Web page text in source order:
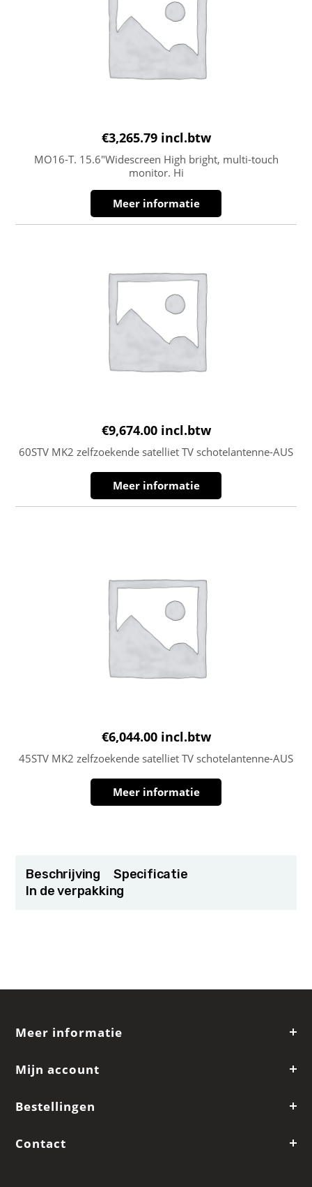
€3,265.79 incl.btw
MO16-T. 15.6″Widescreen High bright, multi-touch
monitor. Hi
Meer informatie
€9,674.00 incl.btw
60STV MK2 zelfzoekende satelliet TV schotelantenne-AUS
Meer informatie
€6,044.00 incl.btw
45STV MK2 zelfzoekende satelliet TV schotelantenne-AUS
Meer informatie
Beschrijving
Specificatie
In de verpakking
Meer informatie
Mijn account
Bestellingen
Contact